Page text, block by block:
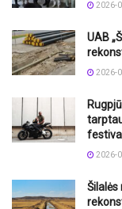
2026-
UAB
2026-
2026-